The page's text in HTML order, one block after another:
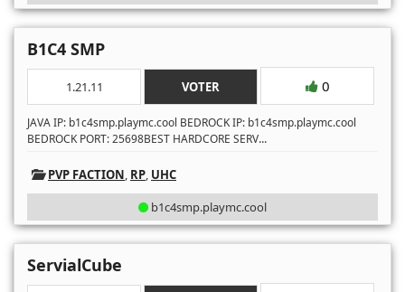
B1C4 SMP
1.21.11 VOTER 0
JAVA IP: b1c4smp.playmc.cool BEDROCK IP: b1c4smp.playmc.cool
BEDROCK PORT: 25698BEST HARDCORE SERV...
PVP FACTION, RP, UHC
b1c4smp.playmc.cool
ServialCube